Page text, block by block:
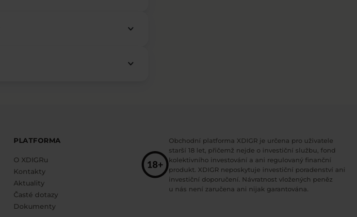
keyboard_arrow_down
keyboard_arrow_down
PLATFORMA
O XDIGRu
Kontakty
Aktuality
Časté dotazy
Dokumenty
Obchodní platforma XDIGR je určena pro uživatele
starší 18 let, přičemž nejde o investiční službu, fond
kolektivního investování a ani regulovaný finanční
produkt. XDIGR neposkytuje investiční poradenství ani
investiční doporučení. Návratnost vložených peněz
u nás není zaručena ani nijak garantována.